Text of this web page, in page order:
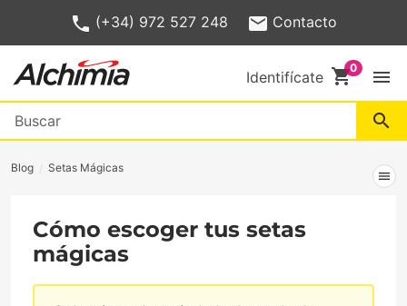
(+34) 972 527 248 Contacto
Identifícate shopping_cart menu
search
Blog Setas Mágicas
menu
Cómo escoger tus setas
mágicas